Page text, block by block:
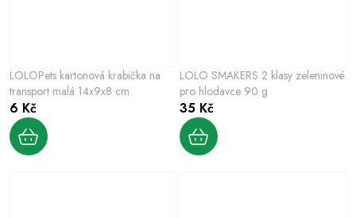
LOLOPets kartonová krabička na
transport malá 14x9x8 cm
6 Kč
LOLO SMAKERS 2 klasy zeleninové
pro hlodavce 90 g
35 Kč